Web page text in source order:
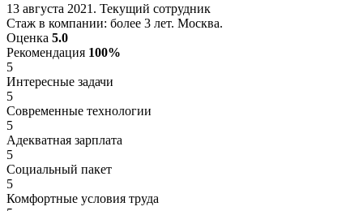
13 августа 2021. Текущий сотрудник
Стаж в компании: более 3 лет. Москва.
Оценка 5.0
Рекомендация 100%
5
Интересные задачи
5
Современные технологии
5
Адекватная зарплата
5
Социальный пакет
5
Комфортные условия труда